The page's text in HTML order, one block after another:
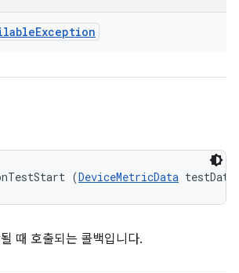
Exception
(DeviceMetricData
때 호출되는 콜백입니다.